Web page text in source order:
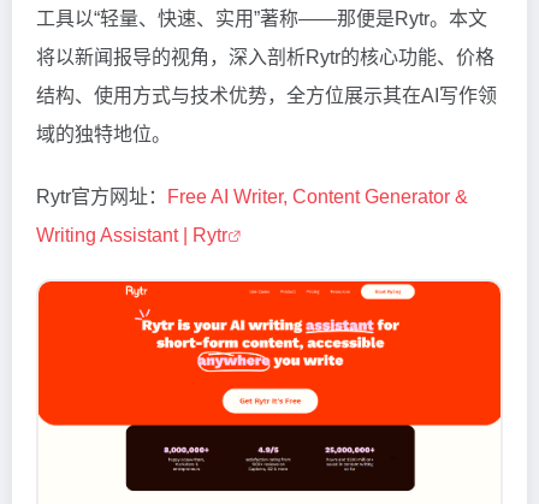
工具以“轻量、快速、实用”著称——那便是Rytr。本文
将以新闻报导的视角，深入剖析Rytr的核心功能、价格
结构、使用方式与技术优势，全方位展示其在AI写作领
域的独特地位。
Rytr官方网址：
Free AI Writer, Content Generator &
Writing Assistant | Rytr